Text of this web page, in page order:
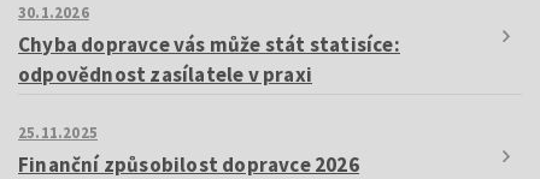
30.1.2026
Chyba dopravce vás může stát statisíce:
odpovědnost zasílatele v praxi
25.11.2025
Finanční způsobilost dopravce 2026